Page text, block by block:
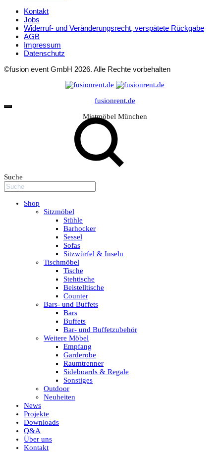
Kontakt
Jobs
Widerruf- und Veränderungsrecht, verspätete Rückgabe
AGB
Impressum
Datenschutz
©fusion event GmbH 2026. Alle Rechte vorbehalten
fusionrent.de
Mietmöbel München
Suche
Shop
Sitzmöbel
Stühle
Barhocker
Sessel
Sofas
Sitzwürfel & Inseln
Tischmöbel
Tische
Stehtische
Beistelltische
Counter
Bars- und Buffets
Bars
Buffets
Bar- und Buffetzubehör
Weitere Möbel
Empfang
Garderobe
Raumtrenner
Sideboards & Regale
Sonstiges
Outdoor
Neuheiten
News
Projekte
Downloads
Q&A
Über uns
Kontakt